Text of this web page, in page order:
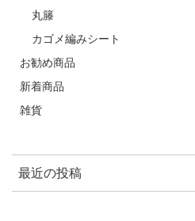
丸籐
カゴメ編みシート
お勧め商品
新着商品
雑貨
最近の投稿